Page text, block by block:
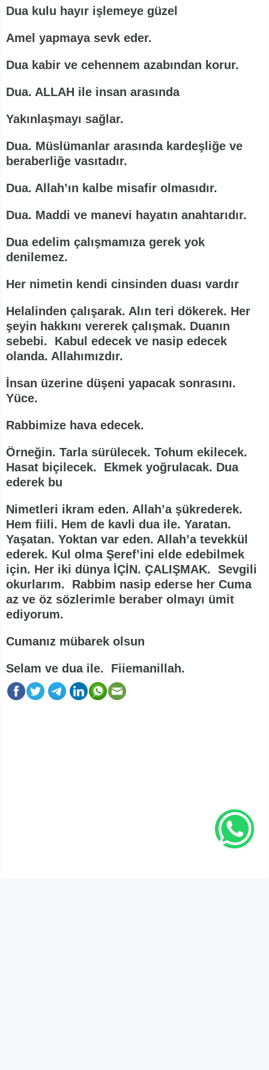
Dua kulu hayır işlemeye güzel
Amel yapmaya sevk eder.
Dua kabir ve cehennem azabından korur.
Dua. ALLAH ile insan arasında
Yakınlaşmayı sağlar.
Dua. Müslümanlar arasında kardeşliğe ve
beraberliğe vasıtadır.
Dua. Allah’ın kalbe misafir olmasıdır.
Dua. Maddi ve manevi hayatın anahtarıdır.
Dua edelim çalışmamıza gerek yok
denilemez.
Her nimetin kendi cinsinden duası vardır
Helalinden çalışarak. Alın teri dökerek. Her
şeyin hakkını vererek çalışmak. Duanın
sebebi. Kabul edecek ve nasip edecek
olanda. Allahımızdır.
İnsan üzerine düşeni yapacak sonrasını.
Yüce.
Rabbimize hava edecek.
Örneğin. Tarla sürülecek. Tohum ekilecek.
Hasat biçilecek. Ekmek yoğrulacak. Dua
ederek bu
Nimetleri ikram eden. Allah’a şükrederek.
Hem fiili. Hem de kavli dua ile. Yaratan.
Yaşatan. Yoktan var eden. Allah’a tevekkül
ederek. Kul olma Şeref’ini elde edebilmek
için. Her iki dünya İÇİN. ÇALIŞMAK. Sevgili
okurlarım. Rabbim nasip ederse her Cuma
az ve öz sözlerimle beraber olmayı ümit
ediyorum.
Cumanız mübarek olsun
Selam ve dua ile. Fiiemanillah.